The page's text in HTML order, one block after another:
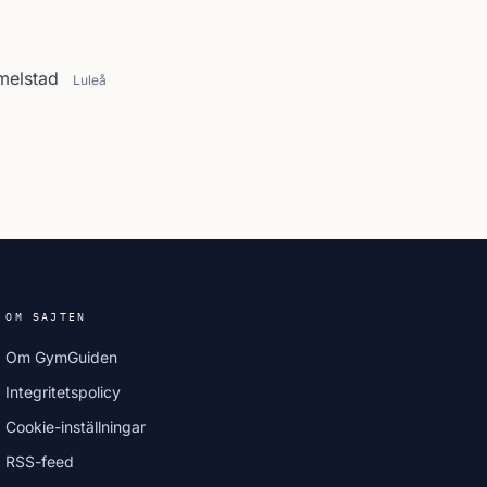
Luleå
OM SAJTEN
Om GymGuiden
Integritetspolicy
Cookie-inställningar
RSS-feed